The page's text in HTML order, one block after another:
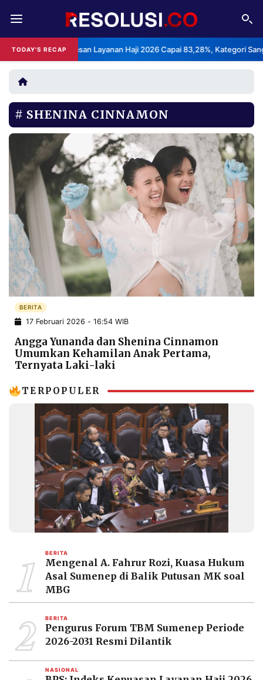
TODAY'S RECAP
Kepuasan Layanan Haji 2026 Capai 83,28%, Kategori Sangat
REDAKSI TENTANG
RESOLUSI IKLAN
RUBRIKASI
EDITORIAL AKSARA
FINANSIA PERSONA
DAERAH NASIONAL
MANCA SPORT
INFORMASI
PRIVACY
POLICY
BERITA
WARGA
INFORMASI
IKLAN
KIRIM
PENGADUAN TERM
SERVICE
IKUTI
RESOLUSI
MEDIA
©
Resolusi.co
-
PT.
RESOLUSI
MEDIA
PRAMUDITA
SHENINA CINNAMON
BERITA
17 Februari 2026 - 16:54 WIB
Angga Yunanda dan Shenina Cinnamon
Umumkan Kehamilan Anak Pertama,
Ternyata Laki-laki
TERPOPULER
1 BERITA
Mengenal A. Fahrur Rozi, Kuasa Hukum
Asal Sumenep di Balik Putusan MK soal
MBG
2 BERITA
Pengurus Forum TBM Sumenep Periode
2026-2031 Resmi Dilantik
NASIONAL